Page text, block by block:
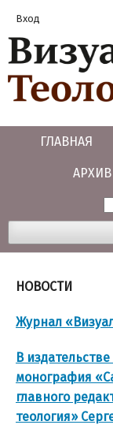
ГЛАВНАЯ
АРХИВ
Вход
НОВОСТИ
Журнал
В
монография
главного
теология»